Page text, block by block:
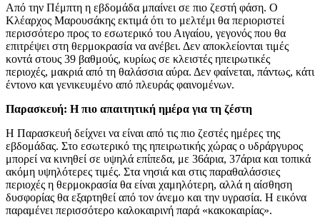
Από την Πέμπτη η εβδομάδα μπαίνει σε πιο ζεστή φάση. Ο
Κλέαρχος Μαρουσάκης εκτιμά ότι το μελτέμι θα περιοριστεί
περισσότερο προς το εσωτερικό του Αιγαίου, γεγονός που θα
επιτρέψει στη θερμοκρασία να ανέβει. Δεν αποκλείονται τιμές
κοντά στους 39 βαθμούς, κυρίως σε κλειστές ηπειρωτικές
περιοχές, μακριά από τη θαλάσσια αύρα. Δεν φαίνεται, πάντως, κάτι
έντονο και γενικευμένο από πλευράς φαινομένων.
Παρασκευή: Η πιο απαιτητική ημέρα για τη ζέστη
Η Παρασκευή δείχνει να είναι από τις πιο ζεστές ημέρες της
εβδομάδας. Στο εσωτερικό της ηπειρωτικής χώρας ο υδράργυρος
μπορεί να κινηθεί σε υψηλά επίπεδα, με 36άρια, 37άρια και τοπικά
ακόμη υψηλότερες τιμές. Στα νησιά και στις παραθαλάσσιες
περιοχές η θερμοκρασία θα είναι χαμηλότερη, αλλά η αίσθηση
δυσφορίας θα εξαρτηθεί από τον άνεμο και την υγρασία. Η εικόνα
παραμένει περισσότερο καλοκαιρινή παρά «κακοκαιρίας».